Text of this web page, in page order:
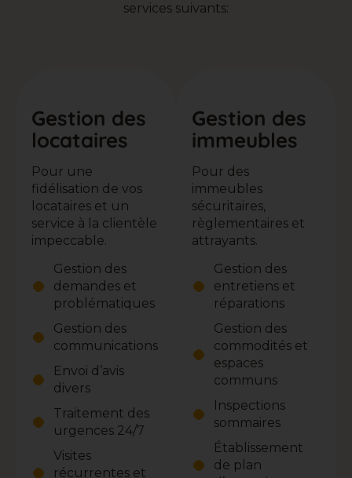
services suivants:
Gestion des
locataires
Pour une
fidélisation de vos
locataires et un
service à la clientèle
impeccable.
Gestion des
demandes et
problématiques
Gestion des
communications
Envoi d’avis
divers
Traitement des
urgences 24/7
Visites
récurrentes et
Gestion des
immeubles
Pour des
immeubles
sécuritaires,
règlementaires et
attrayants.
Gestion des
entretiens et
réparations
Gestion des
commodités et
espaces
communs
Inspections
sommaires
Établissement
de plan